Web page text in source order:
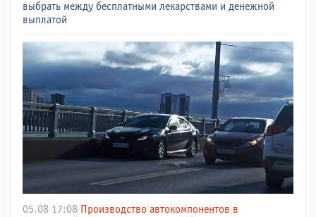
выбрать между бесплатными лекарствами и денежной
выплатой
05.08 17:08 Производство автокомпонентов в